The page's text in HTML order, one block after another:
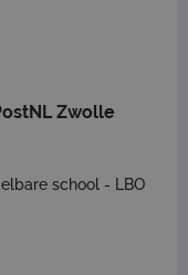
Zwolle
school - LBO